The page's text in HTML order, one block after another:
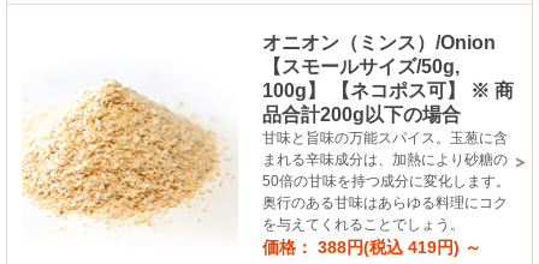
オニオン（ミンス）/Onion
【スモールサイズ/50g,
100g】 【ネコポス可】 ※ 商
品合計200g以下の場合
甘味と旨味の万能スパイス。玉葱に含
まれる辛味成分は、加熱により砂糖の
50倍の甘味を持つ成分に変化します。
奥行のある甘味はあらゆる料理にコク
を与えてくれることでしょう。
価格： 388円(税込 419円) ～